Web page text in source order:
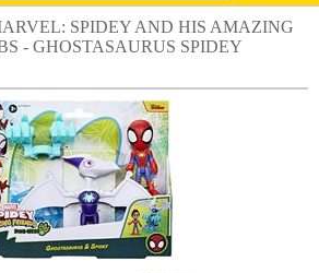
SPIDEY AND HIS AMAZING
- GHOSTASAURUS SPIDEY